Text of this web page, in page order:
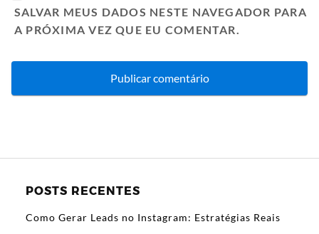
SALVAR MEUS DADOS NESTE NAVEGADOR PARA
A PRÓXIMA VEZ QUE EU COMENTAR.
POSTS RECENTES
Como Gerar Leads no Instagram: Estratégias Reais